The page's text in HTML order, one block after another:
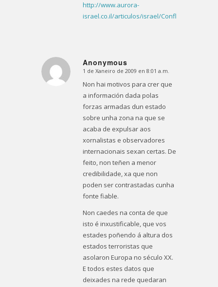
http://www.aurora-
israel.co.il/articulos/israel/Conflicto/18346/
Anonymous
Dice:
1 de Xaneiro de 2009 en 8:01 a.m.
Non hai motivos para crer que
a información dada polas
forzas armadas dun estado
sobre unha zona na que se
acaba de expulsar aos
xornalistas e observadores
internacionais sexan certas. De
feito, non teñen a menor
credibilidade, xa que non
poden ser contrastadas cunha
fonte fiable.
Non caedes na conta de que
isto é inxustificable, que vos
estades poñendo á altura dos
estados terroristas que
asolaron Europa no século XX.
E todos estes datos que
deixades na rede quedaran